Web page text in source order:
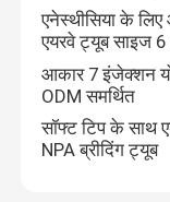
एनेस्थीसिया के
एयरवे ट्यूब साइज
आकार 7 इंजेक्शन
ODM समर्थित
सॉफ्ट टिप के साथ
NPA ब्रीदिंग ट्यूब